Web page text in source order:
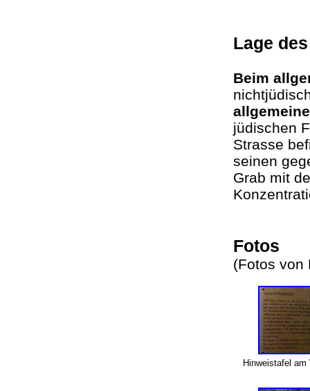
Lage
Beim
jüdischen
Strasse
seinen
Grab mit
Fotos
(Fotos von
Hinweistafel am